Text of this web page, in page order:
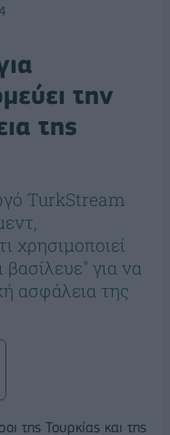
την
της
TurkStream
χρησιμοποιεί
βασίλευε" για να
ασφάλεια της
της Τουρκίας και της